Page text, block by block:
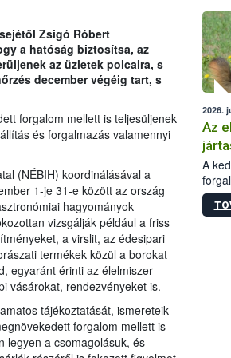
Zsigó Róbert
a hatóság biztosítsa, az
az üzletek polcaira, s
december végéig tart, s
forgalom mellett is teljesüljenek
és forgalmazás valamennyi
(NÉBIH) koordinálásával a
1-je 31-e között az ország
hagyományok
vizsgálják például a friss
a virslit, az édesipari
termékek közül a borokat
egyaránt érinti az élelmiszer-
vásárokat, rendezvényeket is.
tájékoztatását, ismereteik
forgalom mellett is
legyen a csomagolásuk, és
2026.
Az
A